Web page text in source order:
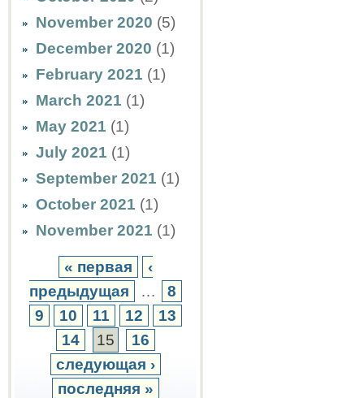
November 2020 (5)
December 2020 (1)
February 2021 (1)
March 2021 (1)
May 2021 (1)
July 2021 (1)
September 2021 (1)
October 2021 (1)
November 2021 (1)
« первая
‹
предыдущая
…
8
9
10 11 12
13
14
15
16
следующая ›
последняя »